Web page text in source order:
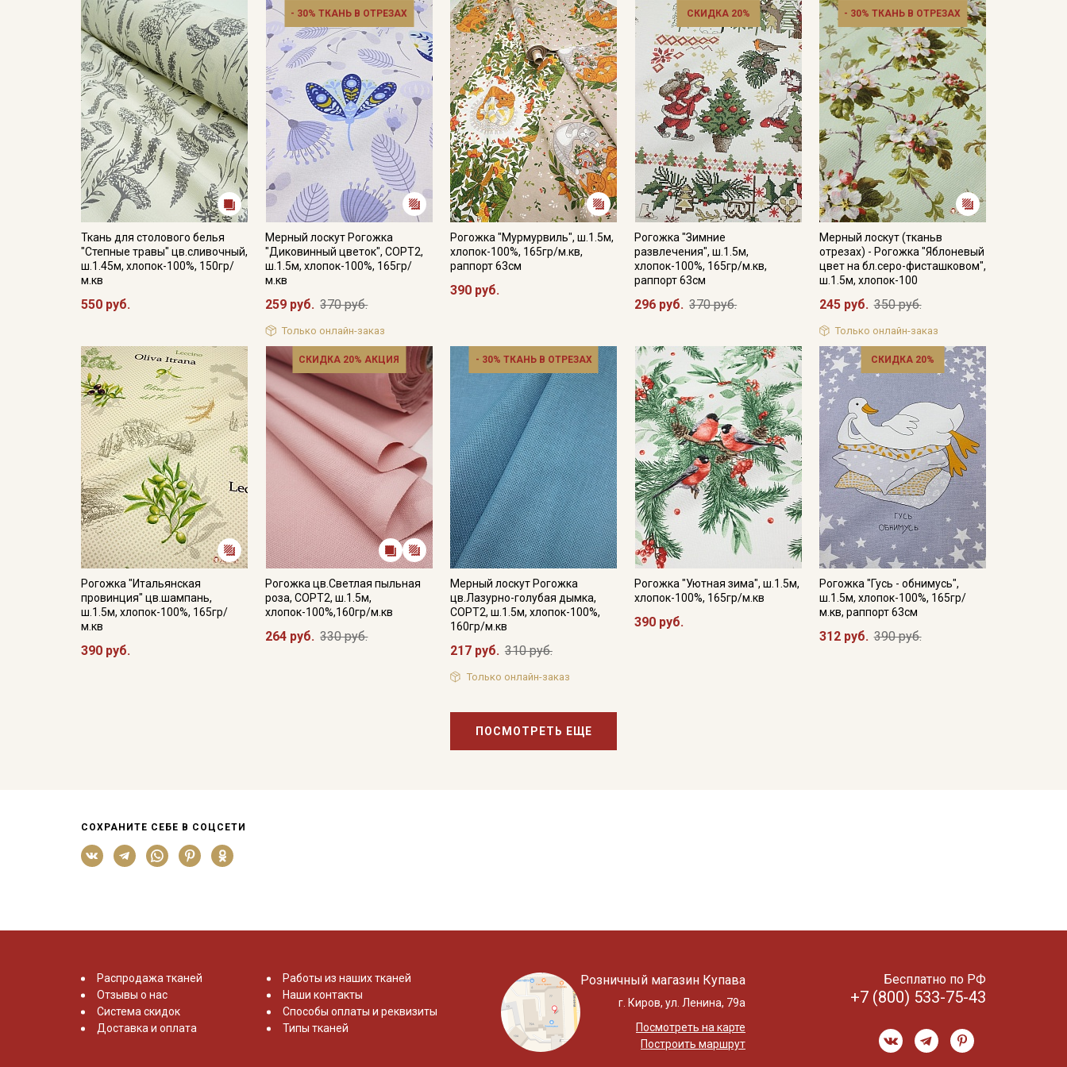
Ткань для столового белья
"Степные травы" цв.сливочный,
ш.1.45м, хлопок-100%, 150гр/
м.кв
550 руб.
- 30% ТКАНЬ В ОТРЕЗАХ
Мерный лоскут Рогожка
"Диковинный цветок", СОРТ2,
ш.1.5м, хлопок-100%, 165гр/
м.кв
259 руб. 370 руб.
Только онлайн-заказ
Рогожка "Мурмурвиль", ш.1.5м,
хлопок-100%, 165гр/м.кв,
раппорт 63см
390 руб.
СКИДКА 20%
Рогожка "Зимние
развлечения", ш.1.5м,
хлопок-100%, 165гр/м.кв,
раппорт 63см
296 руб. 370 руб.
- 30% ТКАНЬ В ОТРЕЗАХ
Мерный лоскут (тканьв
отрезах) - Рогожка "Яблоневый
цвет на бл.серо-фисташковом",
ш.1.5м, хлопок-100
245 руб. 350 руб.
Только онлайн-заказ
Рогожка "Итальянская
провинция" цв.шампань,
ш.1.5м, хлопок-100%, 165гр/
м.кв
390 руб.
СКИДКА 20% АКЦИЯ
Рогожка цв.Светлая пыльная
роза, СОРТ2, ш.1.5м,
хлопок-100%,160гр/м.кв
264 руб. 330 руб.
- 30% ТКАНЬ В ОТРЕЗАХ
Мерный лоскут Рогожка
цв.Лазурно-голубая дымка,
СОРТ2, ш.1.5м, хлопок-100%,
160гр/м.кв
217 руб. 310 руб.
Только онлайн-заказ
Рогожка "Уютная зима", ш.1.5м,
хлопок-100%, 165гр/м.кв
390 руб.
СКИДКА 20%
Рогожка "Гусь - обнимусь",
ш.1.5м, хлопок-100%, 165гр/
м.кв, раппорт 63см
312 руб. 390 руб.
ПОСМОТРЕТЬ ЕЩЕ
СОХРАНИТЕ СЕБЕ В СОЦСЕТИ
Распродажа тканей
Отзывы о нас
Система скидок
Доставка и оплата
Работы из наших тканей
Наши контакты
Способы оплаты и реквизиты
Типы тканей
Розничный магазин Купава
г. Киров, ул. Ленина, 79а
Посмотреть на карте
Построить маршрут
Бесплатно по РФ
+7 (800) 533-75-43
категории тканей
Электронная почта
Подписаться
Ознакомлен(а) сПолитикой обработки персональных
данных
и даюСогласие на обработку персональных
данных
информационных рассылок